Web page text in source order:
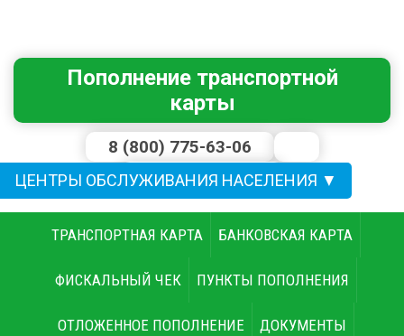
Пополнение транспортной
карты
8 (800) 775-63-06
erkc.gorod@mail.ru
ЦЕНТРЫ ОБСЛУЖИВАНИЯ НАСЕЛЕНИЯ ▼
ТРАНСПОРТНАЯ КАРТА БАНКОВСКАЯ КАРТА
ФИСКАЛЬНЫЙ ЧЕК ПУНКТЫ ПОПОЛНЕНИЯ
ОТЛОЖЕННОЕ ПОПОЛНЕНИЕ ДОКУМЕНТЫ